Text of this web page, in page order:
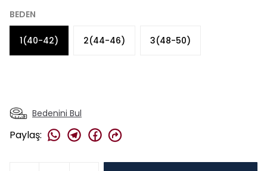
BEDEN
1(40-42) 2(44-46) 3(48-50)
Bedenini Bul
Paylaş: